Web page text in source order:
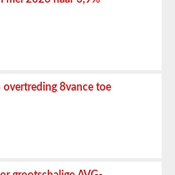
overtreding 8vance toe